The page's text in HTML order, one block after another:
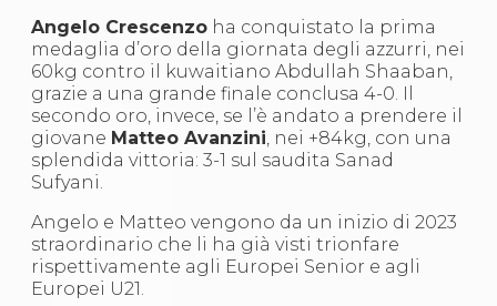
Difesa Personale MGA
La disciplina
News
Merchandising
Mappa del sito
Cerca
Contatti
Newsletter
Catalogo formativo
Webinar
Angelo Crescenzo ha conquistato la prima
medaglia d’oro della giornata degli azzurri, nei
60kg contro il kuwaitiano Abdullah Shaaban,
grazie a una grande finale conclusa 4-0. Il
secondo oro, invece, se l’è andato a prendere il
giovane Matteo Avanzini, nei +84kg, con una
splendida vittoria: 3-1 sul saudita Sanad
Sufyani.
Angelo e Matteo vengono da un inizio di 2023
straordinario che li ha già visti trionfare
rispettivamente agli Europei Senior e agli
Europei U21.